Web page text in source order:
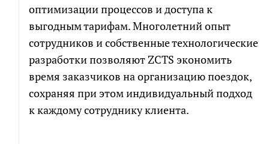
оптимизации процессов и доступа к
выгодным тарифам. Многолетний опыт
сотрудников и собственные технологические
разработки позволяют ZCTS экономить
время заказчиков на организацию поездок,
сохраняя при этом индивидуальный подход
к каждому сотруднику клиента.